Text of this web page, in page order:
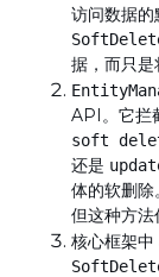
访问数据
据，而只是
API。它拦
soft
还是
体的软删除
但这种方法
核心框架中